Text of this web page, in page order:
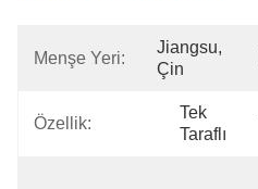
Menşe Yeri:
Jiangsu,
Çin
Özellik:
Tek
Taraflı